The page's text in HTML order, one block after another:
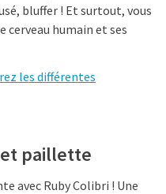
bluffer ! Et surtout, vous
cerveau humain et ses
les différentes
paillette
avec Ruby Colibri ! Une